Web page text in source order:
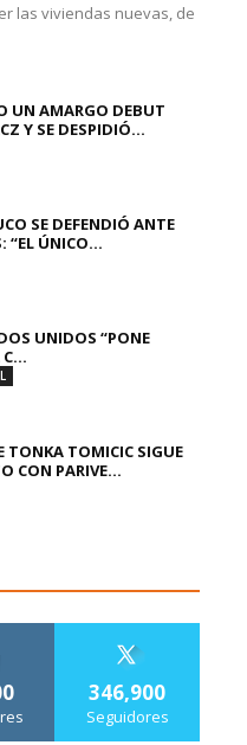
las viviendas nuevas, de
UN AMARGO DEBUT
Y SE DESPIDIÓ...
SE DEFENDIÓ ANTE
“EL ÚNICO...
UNIDOS “PONE
C...
TONKA TOMICIC SIGUE
CON PARIVE...
346,900
Seguidores